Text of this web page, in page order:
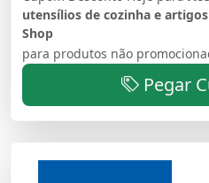
utensílios de cozinha e
Shop
Pegar